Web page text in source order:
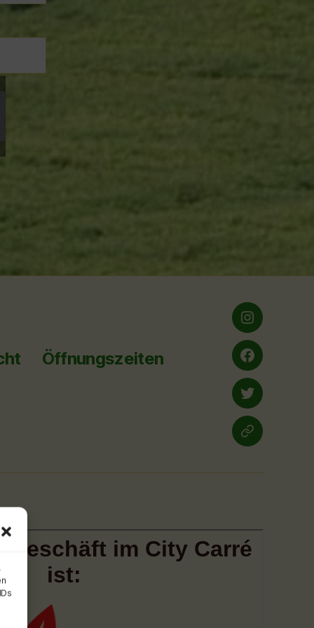
Öffnungszeiten
Instagram
Facebook
twitter
yelp.de